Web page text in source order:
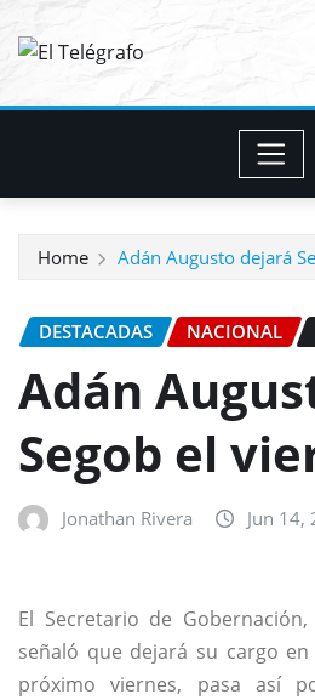
Home Adán Augusto dejará
DESTACADAS NACIONAL
Adán
Segob el
Jonathan Rivera Jun 14,
El Secretario de Gobernación,
señaló que dejará su cargo
próximo viernes, pasa así